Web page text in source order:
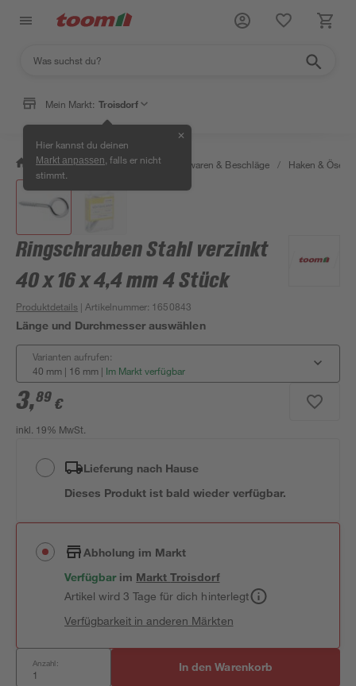
Mein Markt: Troisdorf
Hier kannst du deinen
Markt anpassen , falls er nicht
stimmt.
✕
/ Werkstatt & Maschinen / Eisenwaren & Beschläge / Haken & Ösen
Ringschrauben Stahl verzinkt
40 x 16 x 4,4 mm 4 Stück
Produktdetails | Artikelnummer: 1650843
Länge und Durchmesser auswählen
Varianten aufrufen:
40 mm | 16 mm | Im Markt verfügbar
3,89 €
inkl. 19% MwSt.
Lieferung nach Hause
Dieses Produkt ist bald wieder verfügbar.
Abholung im Markt
Verfügbar im MarktTroisdorf
Artikel wird 3 Tage für dich hinterlegt
Verfügbarkeit in anderen Märkten
Anzahl: In den Warenkorb